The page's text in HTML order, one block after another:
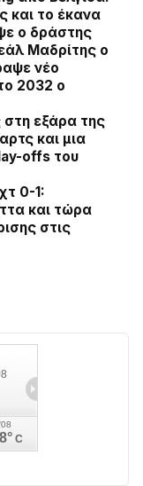
και το έκανα
ο δράστης
Μαδρίτης ο
νέο
2032 ο
στη εξάρα της
και μια
offs του
0-1:
και τώρα
στις